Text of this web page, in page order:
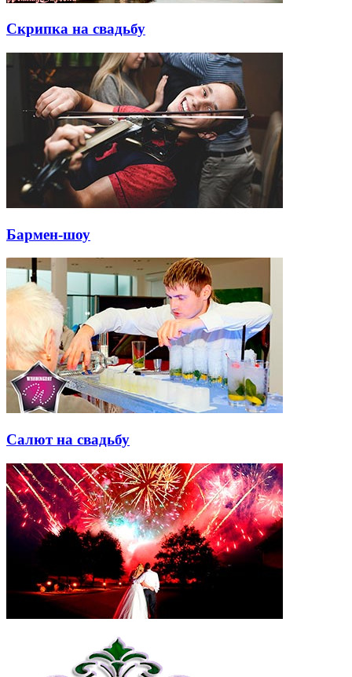
Скрипка на свадьбу
Бармен-шоу
Салют на свадьбу